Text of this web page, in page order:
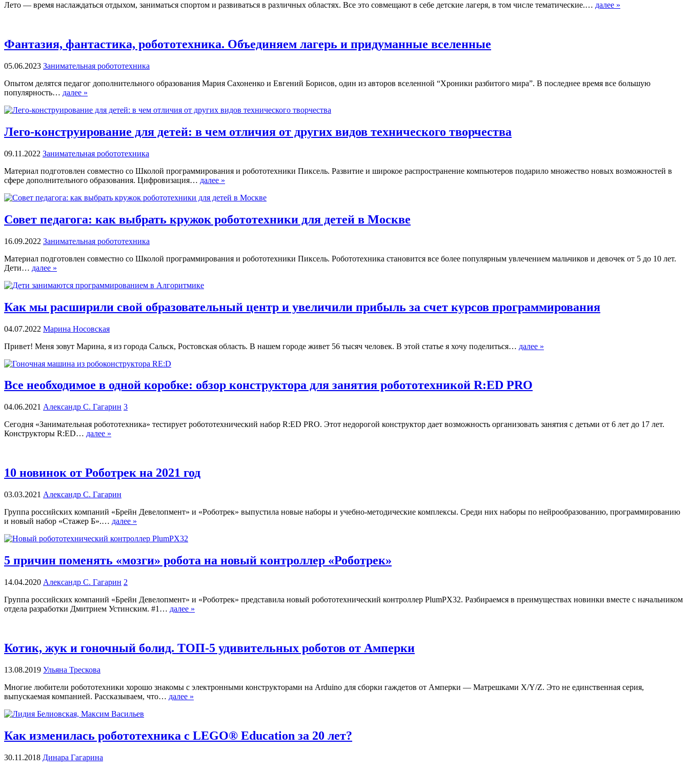
Лето — время наслаждаться отдыхом, заниматься спортом и развиваться в различных областях. Все это совмещают в себе детские лагеря, в том числе тематические.… далее »
Фантазия, фантастика, робототехника. Объединяем лагерь и придуманные вселенные
05.06.2023 Занимательная робототехника
Опытом делятся педагог дополнительного образования Мария Сахоненко и Евгений Борисов, один из авторов вселенной “Хроники разбитого мира”. В последнее время все большую
популярность… далее »
Лего-конструирование для детей: в чем отличия от других видов технического творчества
09.11.2022 Занимательная робототехника
Материал подготовлен совместно со Школой программирования и робототехники Пиксель. Развитие и широкое распространение компьютеров подарило множество новых возможностей в
сфере дополнительного образования. Цифровизация… далее »
Совет педагога: как выбрать кружок робототехники для детей в Москве
16.09.2022 Занимательная робототехника
Материал подготовлен совместно со Школой программирования и робототехники Пиксель. Робототехника становится все более популярным увлечением мальчиков и девочек от 5 до 10 лет.
Дети… далее »
Как мы расширили свой образовательный центр и увеличили прибыль за счет курсов программирования
04.07.2022 Марина Носовская
Привет! Меня зовут Марина, я из города Сальск, Ростовская область. В нашем городе живет 56 тысяч человек. В этой статье я хочу поделиться… далее »
Все необходимое в одной коробке: обзор конструктора для занятия робототехникой R:ED PRO
04.06.2021 Александр С. Гагарин 3
Сегодня «Занимательная робототехника» тестирует робототехнический набор R:ED PRO. Этот недорогой конструктор дает возможность организовать занятия с детьми от 6 лет до 17 лет.
Конструкторы R:ED… далее »
10 новинок от Роботрек на 2021 год
03.03.2021 Александр С. Гагарин
Группа российских компаний «Брейн Девелопмент» и «Роботрек» выпустила новые наборы и учебно-методические комплексы. Среди них наборы по нейрообразованию, программированию
и новый набор «Стажер Б».… далее »
5 причин поменять «мозги» робота на новый контроллер «Роботрек»
14.04.2020 Александр С. Гагарин 2
Группа российских компаний «Брейн Девелопмент» и «Роботрек» представила новый робототехнический контроллер PlumPX32. Разбираемся в преимуществах новинки вместе с начальником
отдела разработки Дмитрием Устинским. #1… далее »
Котик, жук и гоночный болид. ТОП-5 удивительных роботов от Амперки
13.08.2019 Ульяна Трескова
Многие любители робототехники хорошо знакомы с электронными конструкторами на Arduino для сборки гаждетов от Амперки — Матрешками X/Y/Z. Это не единственная серия,
выпускаемая компанией. Рассказываем, что… далее »
Как изменилась робототехника с LEGO® Education за 20 лет?
30.11.2018 Динара Гагарина